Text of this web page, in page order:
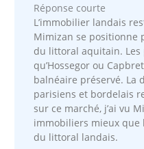
Réponse courte
L’immobilier landais
Mimizan se positionne
du littoral aquitain. Les
qu’Hossegor ou
balnéaire préservé. La
parisiens et bordelais
sur ce marché, j’ai vu
immobiliers mieux que
du littoral landais.